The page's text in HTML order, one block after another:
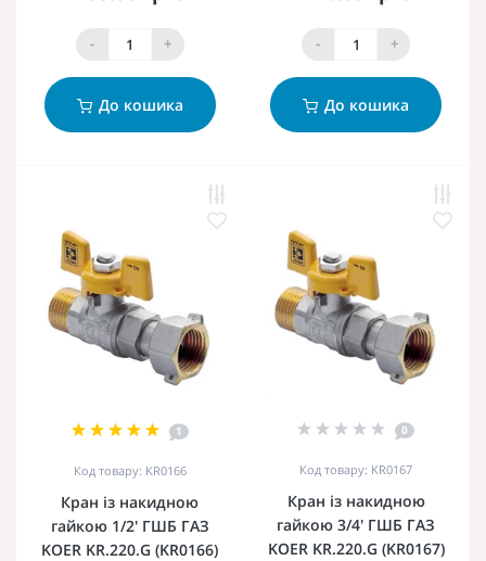
- +
До кошика
- +
До кошика
1
Код товару: KR0166
Кран із накидною
гайкою 1/2' ГШБ ГАЗ
KOER KR.220.G (KR0166)
0
Код товару: KR0167
Кран із накидною
гайкою 3/4' ГШБ ГАЗ
KOER KR.220.G (KR0167)